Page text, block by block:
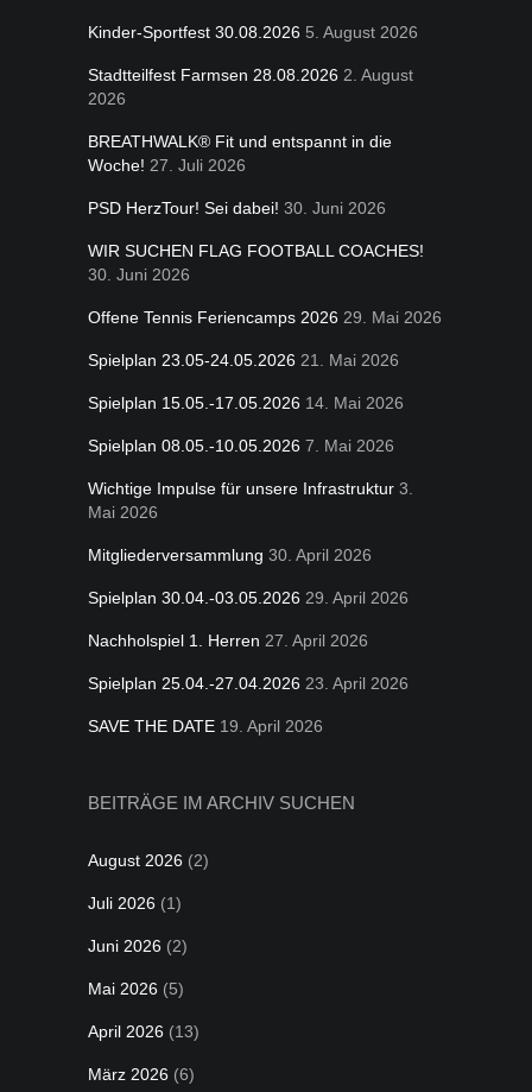
Kinder-Sportfest 30.08.2026 5. August 2026
Stadtteilfest Farmsen 28.08.2026 2. August
2026
BREATHWALK® Fit und entspannt in die
Woche! 27. Juli 2026
PSD HerzTour! Sei dabei! 30. Juni 2026
WIR SUCHEN FLAG FOOTBALL COACHES!
30. Juni 2026
Offene Tennis Feriencamps 2026 29. Mai 2026
Spielplan 23.05-24.05.2026 21. Mai 2026
Spielplan 15.05.-17.05.2026 14. Mai 2026
Spielplan 08.05.-10.05.2026 7. Mai 2026
Wichtige Impulse für unsere Infrastruktur 3.
Mai 2026
Mitgliederversammlung 30. April 2026
Spielplan 30.04.-03.05.2026 29. April 2026
Nachholspiel 1. Herren 27. April 2026
Spielplan 25.04.-27.04.2026 23. April 2026
SAVE THE DATE 19. April 2026
BEITRÄGE IM ARCHIV SUCHEN
August 2026 (2)
Juli 2026 (1)
Juni 2026 (2)
Mai 2026 (5)
April 2026 (13)
März 2026 (6)